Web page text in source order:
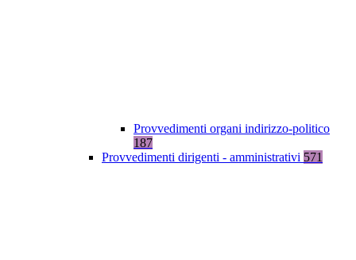
Provvedimenti organi indirizzo-politico
187
Provvedimenti dirigenti - amministrativi 571